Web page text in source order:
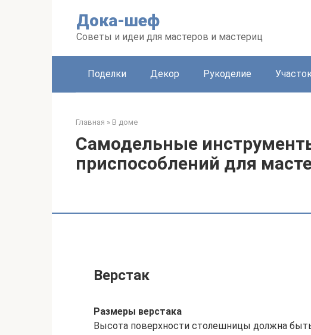
Дока-шеф
Советы и идеи для мастеров и мастериц
Поделки Декор Рукоделие
Главная » В доме
Самодельные
приспособлений для
Верстак
Размеры верстака
Высота поверхности столешницы должна